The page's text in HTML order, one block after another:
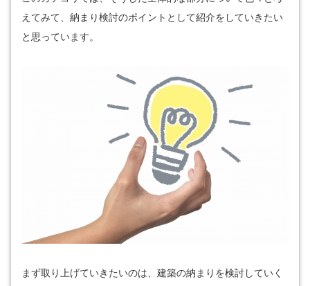
えてみて、納まり検討のポイントとして紹介をしていきたい
と思っています。
まず取り上げていきたいのは、建築の納まりを検討していく